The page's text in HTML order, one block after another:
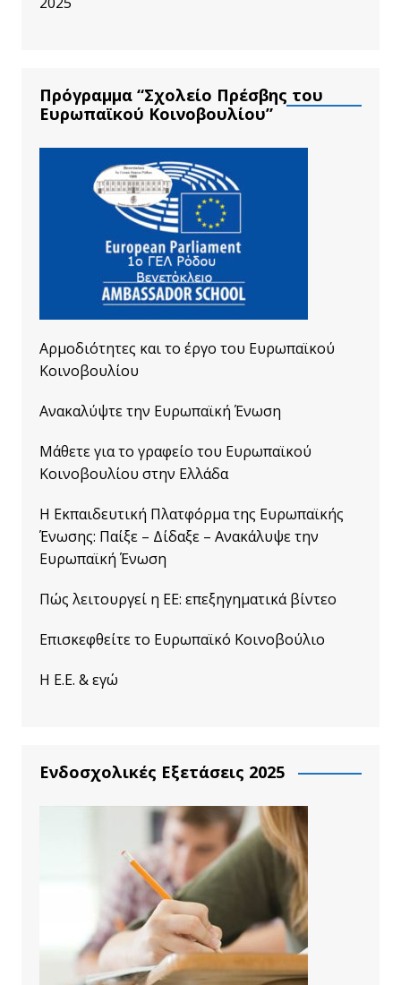
Πρόγραμμα “Σχολείο Πρέσβης του
Ευρωπαϊκού Κοινοβουλίου”
Αρμοδιότητες και το έργο του Ευρωπαϊκού
Κοινοβουλίου
Ανακαλύψτε την Ευρωπαϊκή Ένωση
Μάθετε για το γραφείο του Ευρωπαϊκού
Κοινοβουλίου στην Ελλάδα
Η Εκπαιδευτική Πλατφόρμα της Ευρωπαϊκής
Ένωσης: Παίξε – Δίδαξε – Ανακάλυψε την
Ευρωπαϊκή Ένωση
Πώς λειτουργεί η ΕΕ: επεξηγηματικά βίντεο
Επισκεφθείτε το Ευρωπαϊκό Κοινοβούλιο
Η Ε.Ε. & εγώ
Ενδοσχολικές Εξετάσεις 2025